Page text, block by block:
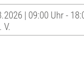
| 09:00 Uhr -
V.